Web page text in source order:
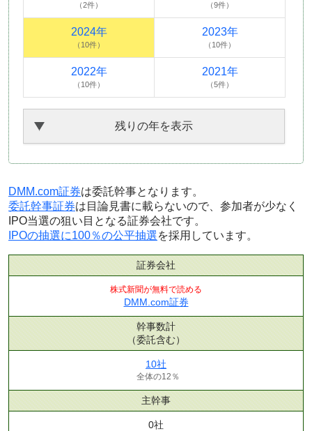
（2件） （9件）
2024年
（10件）
2023年
（10件）
2022年
（10件）
2021年
（5件）
残りの年を表示
DMM.com証券は委託幹事となります。
委託幹事証券は目論見書に載らないので、参加者が少なく
IPO当選の狙い目となる証券会社です。
IPOの抽選に100％の公平抽選を採用しています。
証券会社
株式新聞が無料で読める
DMM.com証券
幹事数計
（委託含む）
10社
全体の12％
主幹事
0社